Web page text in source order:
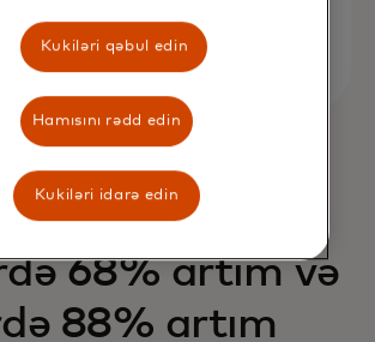
alış-
68% artım və
88% artım
Kukiləri qəbul edin
Hamısını rədd edin
Kukiləri idarə edin